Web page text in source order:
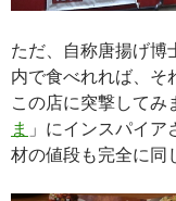
ただ、自称唐揚げ博
内で食べれれば、そ
この店に突撃してみ
ま 」にインスパイ
材の値段も完全に同